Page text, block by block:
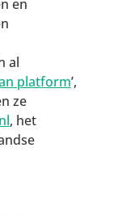
en
al
platform’,
ze
, het